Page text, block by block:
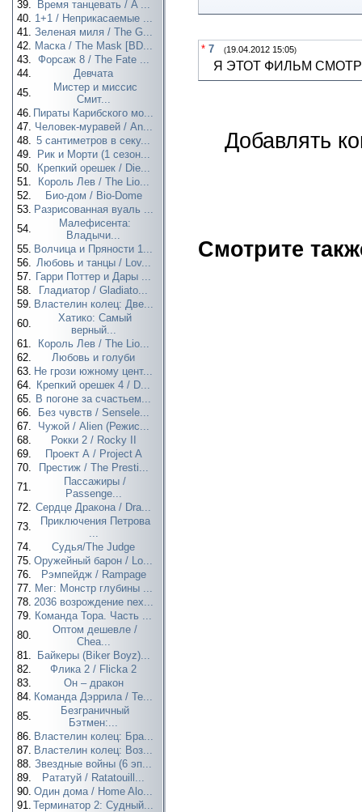
39.
Время танцевать / A ...
40. 1+1 / Неприкасаемые ...
41. Зеленая миля / The G...
42. Маска / The Mask [BD...
43. Форсаж 8 / The Fate ...
44.
Девчата
45.
Мистер и миссис
Смит...
46. Пираты Карибского мо...
47. Человек-муравей / An...
48. 5 сантиметров в секу...
49.
Рик и Морти (1 сезон...
50.
Крепкий орешек / Die...
51.
Король Лев / The Lio...
52.
Био-дом / Bio-Dome
53. Разрисованная вуаль ...
54.
Малефисента:
Владычи...
55. Волчица и Пряности 1...
56. Любовь и танцы / Lov...
57. Гарри Поттер и Дары ...
58.
Гладиатор / Gladiato...
59. Властелин колец: Две...
60.
Хатико: Самый
верный...
61.
Король Лев / The Lio...
62.
Любовь и голуби
63. Не грози южному цент...
64. Крепкий орешек 4 / D...
65. В погоне за счастьем...
66.
Без чувств / Sensele...
67.
Чужой / Alien (Режис...
68.
Рокки 2 / Rocky II
69.
Проект А / Project A
70.
Престиж / The Presti...
71.
Пассажиры /
Passenge...
72. Сердце Дракона / Dra...
73.
Приключения Петрова
...
74.
Судья/The Judge
75. Оружейный барон / Lo...
76.
Рэмпейдж / Rampage
77. Мег: Монстр глубины ...
78. 2036 возрождение nex...
79. Команда Тора. Часть ...
80.
Оптом дешевле /
Chea...
81.
Байкеры (Biker Boyz)...
82.
Флика 2 / Flicka 2
83.
Он – дракон
84. Команда Дэррила / Te...
85.
Безграничный
Бэтмен:...
86. Властелин колец: Бра...
87. Властелин колец: Воз...
88. Звездные войны (6 эп...
89.
Рататуй / Ratatouill...
90. Один дома / Home Alo...
91. Терминатор 2: Судный...
* 7 (19.04.2012 15:05)
Я ЭТОТ ФИЛЬМ
Добавлять
Смотрите